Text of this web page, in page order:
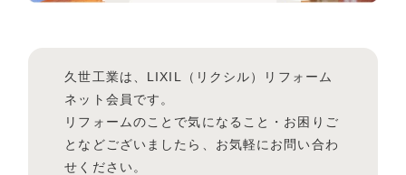
久世工業は、LIXIL（リクシル）リフォーム
ネット会員です。
リフォームのことで気になること・お困りご
となどございましたら、お気軽にお問い合わ
せください。